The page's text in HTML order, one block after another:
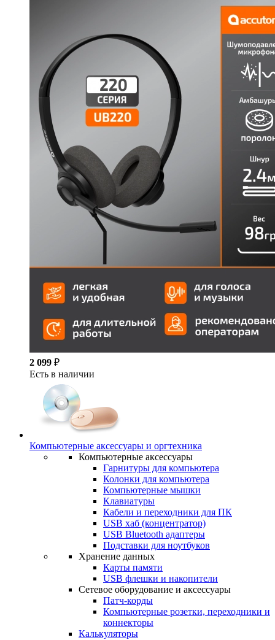
2 099 ₽
Есть в наличии
Компьютерные аксессуары и оргтехника
Компьютерные аксессуары
Гарнитуры для компьютера
Колонки для компьютера
Компьютерные мышки
Клавиатуры
Кабели и переходники для ПК
USB хаб (концентратор)
USB Bluetooth адаптеры
Подставки для ноутбуков
Хранение данных
Карты памяти
USB флешки и накопители
Сетевое оборудование и аксессуары
Патч-корды
Компьютерные розетки, переходники и
коннекторы
Калькуляторы